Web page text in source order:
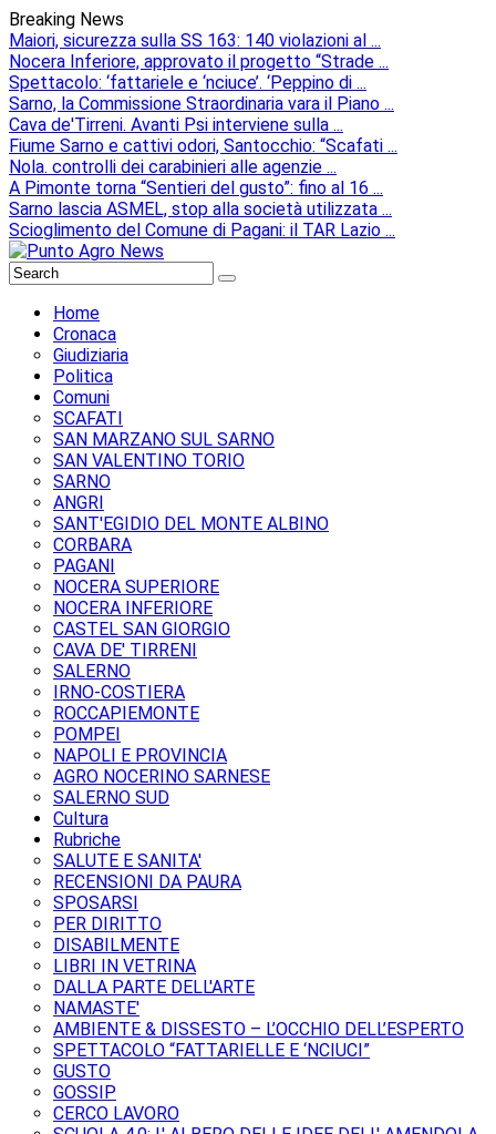
Breaking News
Maiori, sicurezza sulla SS 163: 140 violazioni al ...
Nocera Inferiore, approvato il progetto “Strade ...
Spettacolo: ‘fattariele e ‘nciuce’. ‘Peppino di ...
Sarno, la Commissione Straordinaria vara il Piano ...
Cava de'Tirreni. Avanti Psi interviene sulla ...
Fiume Sarno e cattivi odori, Santocchio: “Scafati ...
Nola. controlli dei carabinieri alle agenzie ...
A Pimonte torna “Sentieri del gusto”: fino al 16 ...
Sarno lascia ASMEL, stop alla società utilizzata ...
Scioglimento del Comune di Pagani: il TAR Lazio ...
Home
Cronaca
Giudiziaria
Politica
Comuni
SCAFATI
SAN MARZANO SUL SARNO
SAN VALENTINO TORIO
SARNO
ANGRI
SANT'EGIDIO DEL MONTE ALBINO
CORBARA
PAGANI
NOCERA SUPERIORE
NOCERA INFERIORE
CASTEL SAN GIORGIO
CAVA DE' TIRRENI
SALERNO
IRNO-COSTIERA
ROCCAPIEMONTE
POMPEI
NAPOLI E PROVINCIA
AGRO NOCERINO SARNESE
SALERNO SUD
Cultura
Rubriche
SALUTE E SANITA'
RECENSIONI DA PAURA
SPOSARSI
PER DIRITTO
DISABILMENTE
LIBRI IN VETRINA
DALLA PARTE DELL'ARTE
NAMASTE'
AMBIENTE & DISSESTO – L’OCCHIO DELL’ESPERTO
SPETTACOLO “FATTARIELLE E ‘NCIUCI”
GUSTO
GOSSIP
CERCO LAVORO